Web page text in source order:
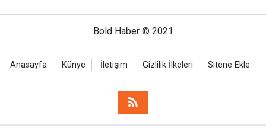
Bold Haber © 2021
Anasayfa Künye İletişim Gizlilik İlkeleri Sitene Ekle